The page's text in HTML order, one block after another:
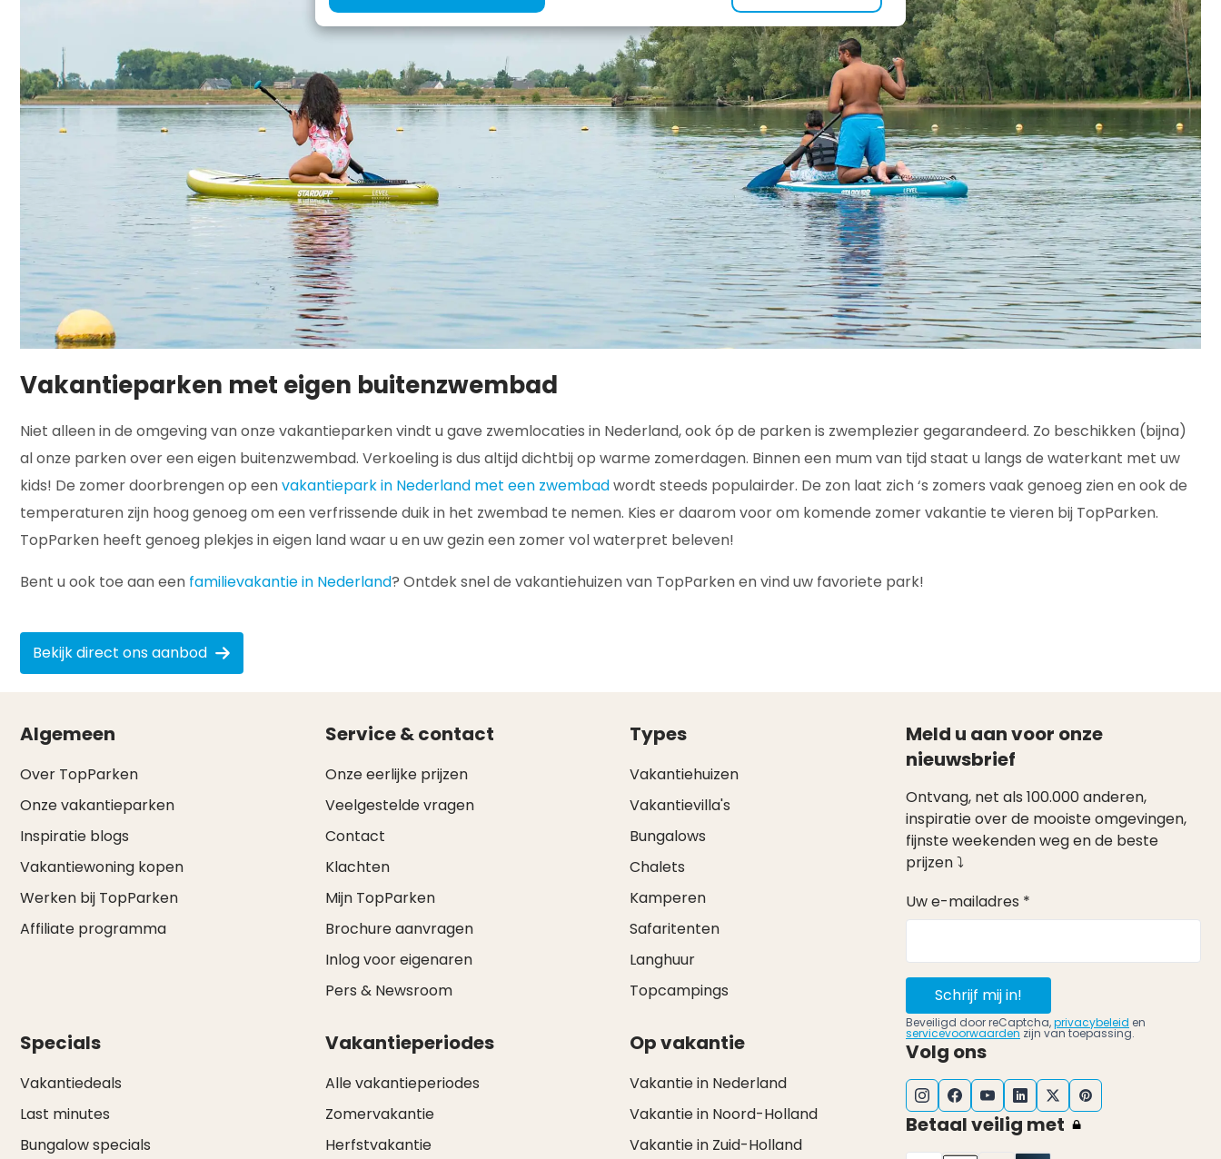
Vakantieparken met eigen buitenzwembad
Niet alleen in de omgeving van onze vakantieparken vindt u gave zwemlocaties in Nederland, ook óp de parken is zwemplezier gegarandeerd. Zo beschikken (bijna)
al onze parken over een eigen buitenzwembad. Verkoeling is dus altijd dichtbij op warme zomerdagen. Binnen een mum van tijd staat u langs de waterkant met uw
kids! De zomer doorbrengen op eenvakantiepark in Nederland met een zwembadwordt steeds populairder. De zon laat zich ‘s zomers vaak genoeg zien en ook de
temperaturen zijn hoog genoeg om een verfrissende duik in het zwembad te nemen. Kies er daarom voor om komende zomer vakantie te vieren bij TopParken.
TopParken heeft genoeg plekjes in eigen land waar u en uw gezin een zomer vol waterpret beleven!
Bent u ook toe aan een familievakantie in Nederland? Ontdek snel de vakantiehuizen van TopParken en vind uw favoriete park!
Bekijk direct ons aanbod
Algemeen
Over TopParken
Onze vakantieparken
Inspiratie blogs
Vakantiewoning kopen
Werken bij TopParken
Affiliate programma
Service & contact
Onze eerlijke prijzen
Veelgestelde vragen
Contact
Klachten
Mijn TopParken
Brochure aanvragen
Inlog voor eigenaren
Pers & Newsroom
Types
Vakantiehuizen
Vakantievilla's
Bungalows
Chalets
Kamperen
Safaritenten
Langhuur
Topcampings
Specials
Vakantiedeals
Last minutes
Bungalow specials
Vakantieperiodes
Alle vakantieperiodes
Zomervakantie
Herfstvakantie
Op vakantie
Vakantie in Nederland
Vakantie in Noord-Holland
Vakantie in Zuid-Holland
Meld u aan voor onze
nieuwsbrief
Ontvang, net als 100.000 anderen,
inspiratie over de mooiste omgevingen,
fijnste weekenden weg en de beste
prijzen ⤵
Uw e-mailadres *
Schrijf mij in!
Beveiligd door reCaptcha,privacybeleid en
servicevoorwaarden zijn van toepassing.
Volg ons
Betaal veilig met